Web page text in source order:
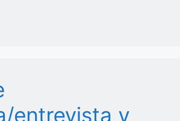
entrevista y